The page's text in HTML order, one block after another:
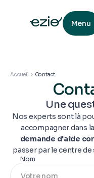
Menu
Accueil Contact
Une
Nos experts sont là
accompagner dans
demande d'aide
passer par le centre
Nom